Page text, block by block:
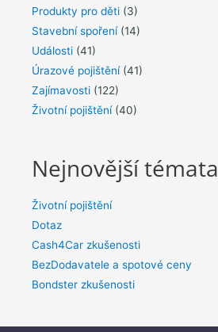
Produkty pro děti (3)
Stavební spoření(14)
Události (41)
Úrazové pojištění(41)
Zajímavosti (122)
Životní pojištění(40)
Nejnovější témata
Životní pojištění
Dotaz
Cash4Car zkušenosti
BezDodavatele a spotové ceny
Bondster zkušenosti